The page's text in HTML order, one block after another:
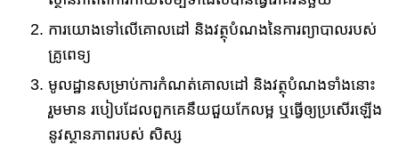
ការយោង​ទៅលើ​គោលដៅ និងវត្ថុបំណង​នៃការព្យាបាលរបស់
គ្រូពេទ្យ
មូលដ្ឋានសម្រាប់ការ​កំណត់គោលដៅ និងវត្ថុបំណង​ទាំងនោះ
រួមមាន របៀប​ដែលពួកគេ​នឹយ​ជួយ​កែ​លម្អ​​ ឬធ្វើឲ្យប្រសើរឡើង​
នូវ​ស្ថានភាពរបស់ សិស្ស